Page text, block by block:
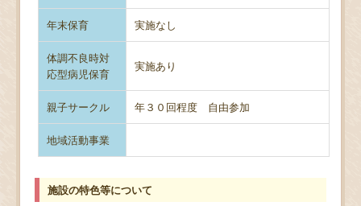
年末保育 実施なし
体調不良時対
応型病児保育
実施あり
親子サークル 年３０回程度 自由参加
地域活動事業
施設の特色等について